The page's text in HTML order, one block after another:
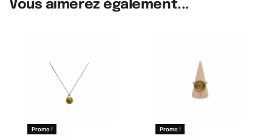
Vous aimerez également...
Promo ! Promo !